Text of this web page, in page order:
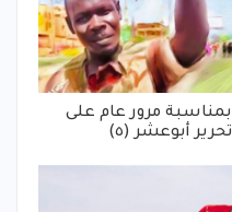
بمناسبة مرور عام على
تحرير أبوعشر (٥)